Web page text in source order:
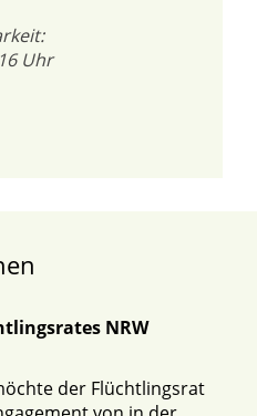
Uhr
NRW
der Flüchtlingsrat